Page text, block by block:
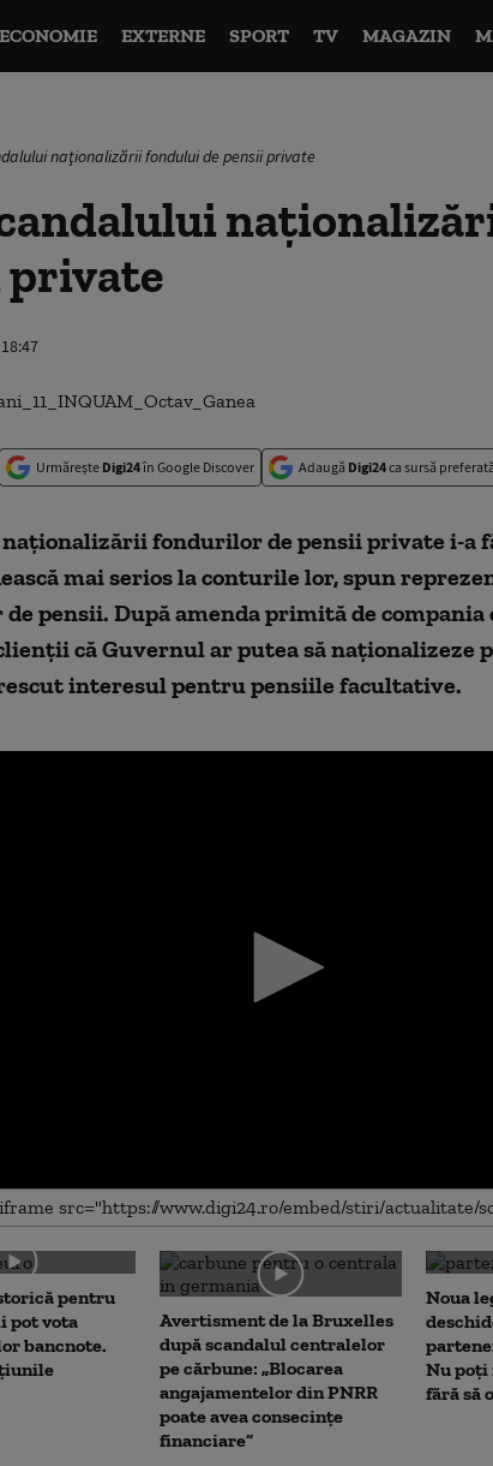
ECONOMIE EXTERNE SPORT TV MAGAZIN
naţionalizării fondului de pensii private
private
Urmărește Digi24în Google Discover Adaugă Digi24ca sursă
naţionalizării fondurilor de pensii private i-a
mai serios la conturile lor, spun
pensii. După amenda primită de compania
că Guvernul ar putea să naţionalizeze
interesul pentru pensiile facultative.
pentru
pot vota
bancnote.
Avertisment de la Bruxelles
după scandalul centralelor
pe cărbune: „Blocarea
angajamentelor din PNRR
poate avea consecințe
financiare”
Noua
Nu
fără să